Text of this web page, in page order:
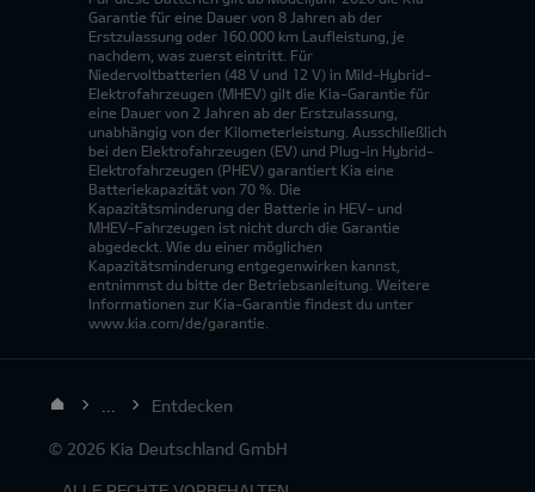
Garantie für eine Dauer von 8 Jahren ab der
Erstzulassung oder 160.000 km Laufleistung, je
nachdem, was zuerst eintritt. Für
Niedervoltbatterien (48 V und 12 V) in Mild-Hybrid-
Elektrofahrzeugen (MHEV) gilt die Kia-Garantie für
eine Dauer von 2 Jahren ab der Erstzulassung,
unabhängig von der Kilometerleistung. Ausschließlich
bei den Elektrofahrzeugen (EV) und Plug-in Hybrid-
Elektrofahrzeugen (PHEV) garantiert Kia eine
Batteriekapazität von 70 %. Die
Kapazitätsminderung der Batterie in HEV- und
MHEV-Fahrzeugen ist nicht durch die Garantie
abgedeckt. Wie du einer möglichen
Kapazitätsminderung entgegenwirken kannst,
entnimmst du bitte der Betriebsanleitung. Weitere
Informationen zur Kia-Garantie findest du unter
www.kia.com/de/garantie.
Entdecken
© 2026 Kia Deutschland GmbH